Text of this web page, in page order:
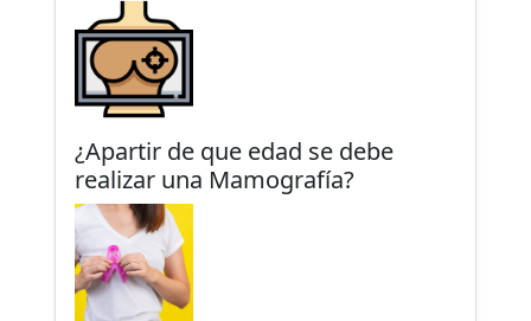
¿Apartir de que edad se debe
realizar una Mamografía?